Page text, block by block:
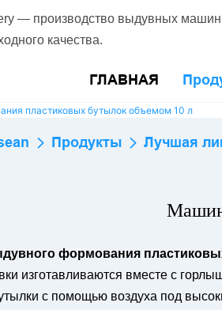
— производство выдувных
качества.
ГЛАВНАЯ
Продукты Лучшая
формования
изготавливаются вместе с
с помощью воздуха под